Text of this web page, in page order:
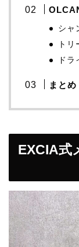
シャ
ト
ド
まと
EXCIA式